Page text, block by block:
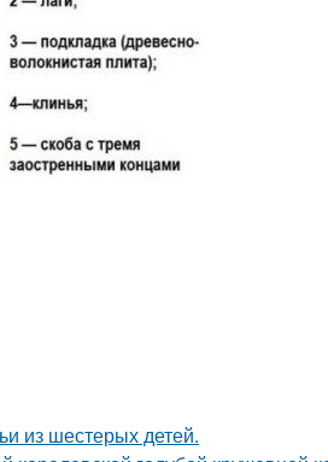
из шестерых детей.